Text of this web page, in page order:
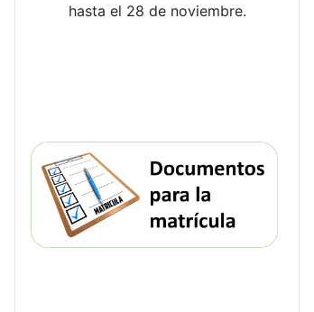
hasta el 28 de noviembre.